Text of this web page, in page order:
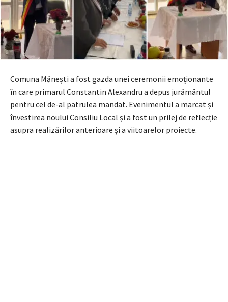
Comuna Mănești a fost gazda unei ceremonii emoționante
în care primarul Constantin Alexandru a depus jurământul
pentru cel de-al patrulea mandat. Evenimentul a marcat și
învestirea noului Consiliu Local și a fost un prilej de reflecție
asupra realizărilor anterioare și a viitoarelor proiecte.